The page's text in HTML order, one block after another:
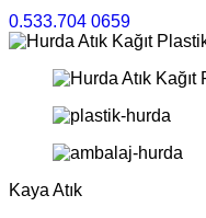
0.533.704 0659
Kaya Atık